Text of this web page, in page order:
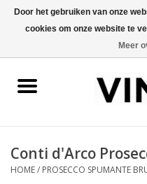
Wijn per kleur/soort
Conti d'Arco
HOME/ PROSECCO SPUMANTE
Door het gebruiken van onze
cookies om onze website te
Meer